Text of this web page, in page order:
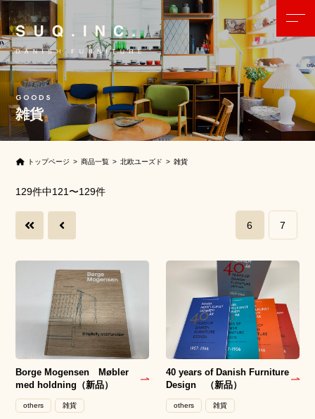
雑貨
トップページ 商品一覧 北欧ユーズド 雑貨
129件中121〜129件
6 7
Borge Mogensen Møbler
med holdning（新品）
others 雑貨
40 years of Danish Furniture
Design （新品）
others 雑貨